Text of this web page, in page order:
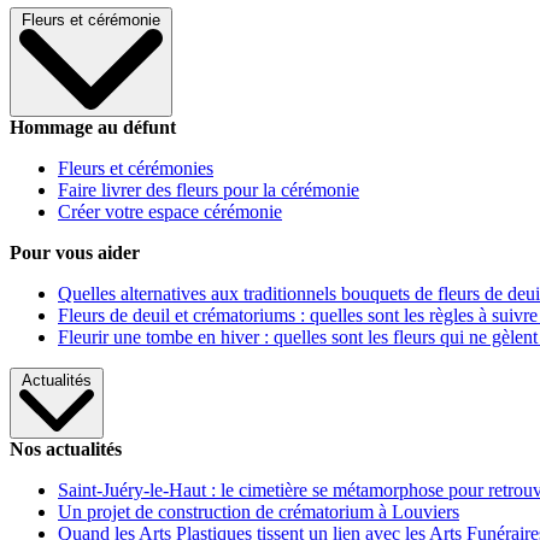
Fleurs et cérémonie
Hommage au défunt
Fleurs et cérémonies
Faire livrer des fleurs pour la cérémonie
Créer votre espace cérémonie
Pour vous aider
Quelles alternatives aux traditionnels bouquets de fleurs de
Fleurs de deuil et crématoriums : quelles sont les règles à
Fleurir une tombe en hiver : quelles sont les fleurs qui ne gèlent
Actualités
Nos actualités
Saint-Juéry-le-Haut : le cimetière se métamorphose pour
Un projet de construction de crématorium à Louviers
Quand les Arts Plastiques tissent un lien avec les Arts